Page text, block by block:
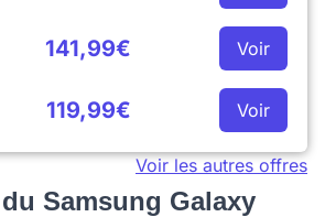
141,99€ Voir
119,99€ Voir
Voir les autres offres
Samsung Galaxy